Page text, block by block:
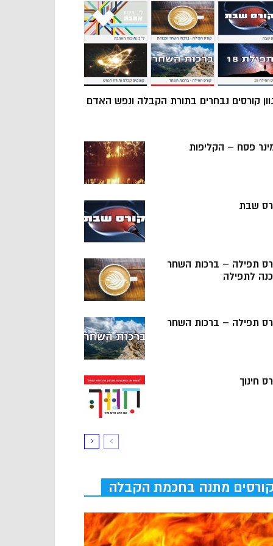
קורסים נבחרים בתורת הקבלה ונפש האדם
פסח – הקליפות
שבת
תפילה – ברכות השחר
לתפילה
תפילה – ברכות השחר
חינוך
קורסים מתנה בחכמת הקבלה